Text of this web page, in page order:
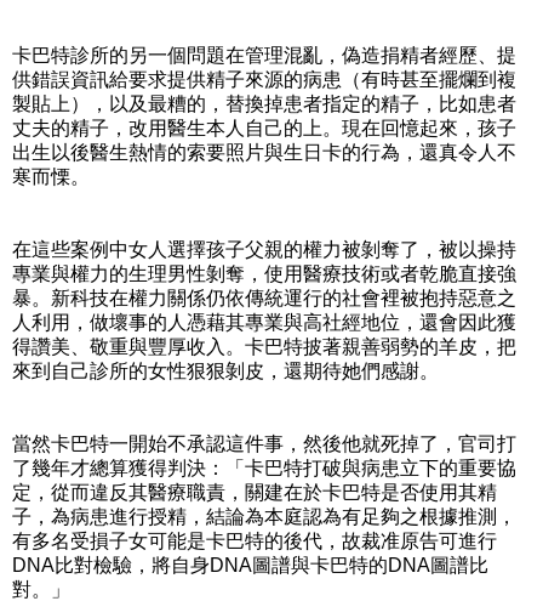
卡巴特診所的另一個問題在管理混亂，偽造捐精者經歷、提
供錯誤資訊給要求提供精子來源的病患（有時甚至擺爛到複
製貼上），以及最糟的，替換掉患者指定的精子，比如患者
丈夫的精子，改用醫生本人自己的上。現在回憶起來，孩子
出生以後醫生熱情的索要照片與生日卡的行為，還真令人不
寒而慄。
在這些案例中女人選擇孩子父親的權力被剝奪了，被以操持
專業與權力的生理男性剝奪，使用醫療技術或者乾脆直接強
暴。新科技在權力關係仍依傳統運行的社會裡被抱持惡意之
人利用，做壞事的人憑藉其專業與高社經地位，還會因此獲
得讚美、敬重與豐厚收入。卡巴特披著親善弱勢的羊皮，把
來到自己診所的女性狠狠剝皮，還期待她們感謝。
當然卡巴特一開始不承認這件事，然後他就死掉了，官司打
了幾年才總算獲得判決：「卡巴特打破與病患立下的重要協
定，從而違反其醫療職責，關建在於卡巴特是否使用其精
子，為病患進行授精，結論為本庭認為有足夠之根據推測，
有多名受損子女可能是卡巴特的後代，故裁准原告可進行
DNA比對檢驗，將自身DNA圖譜與卡巴特的DNA圖譜比
對。」